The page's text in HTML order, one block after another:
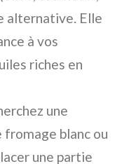
alternative. Elle
à vos
riches en
une
blanc ou
une partie